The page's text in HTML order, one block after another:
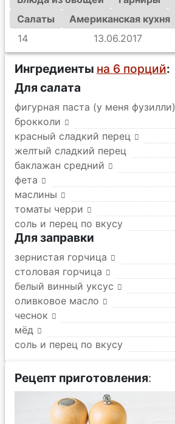
Салаты
Американская кухня
14
13.06.2017
Ингредиенты на 6 порций:
Для салата
фигурная паста (у меня фузилли)
брокколи
красный сладкий перец
желтый сладкий перец
баклажан средний
фета
маслины
томаты черри
соль и перец по вкусу
Для заправки
зернистая горчица
столовая горчица
белый винный уксус
оливковое масло
чеснок
мёд
соль и перец по вкусу
Рецепт приготовления: